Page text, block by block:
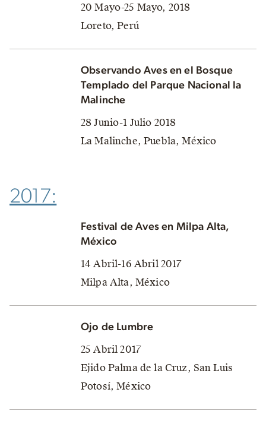
20 Mayo-25 Mayo, 2018
Loreto, Perú
Observando Aves en el Bosque
Templado del Parque Nacional la
Malinche
28 Junio-1 Julio 2018
La Malinche, Puebla, México
2017:
Festival de Aves en Milpa Alta,
México
14 Abril-16 Abril 2017
Milpa Alta, México
Ojo de Lumbre
25 Abril 2017
Ejido Palma de la Cruz, San Luis
Potosí, México